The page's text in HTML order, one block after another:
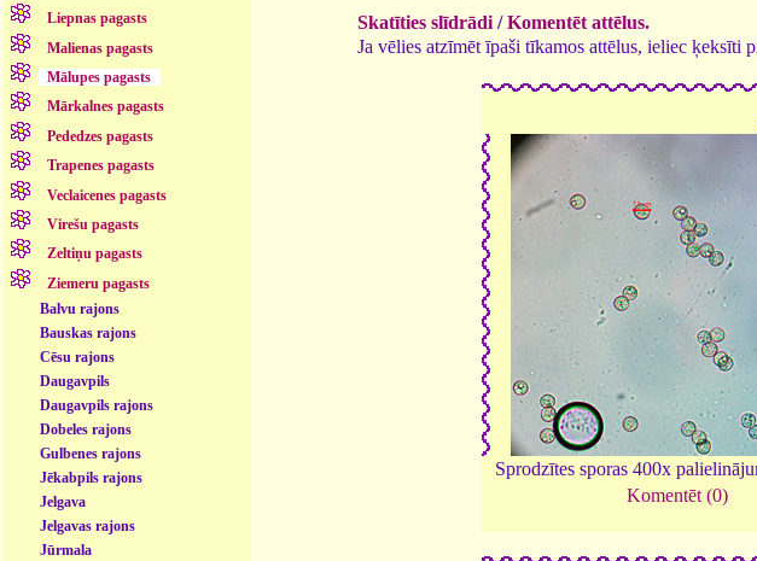
Liepnas pagasts
Malienas pagasts
Mālupes pagasts
Mārkalnes pagasts
Pededzes pagasts
Trapenes pagasts
Veclaicenes pagasts
Virešu pagasts
Zeltiņu pagasts
Ziemeru pagasts
Balvu rajons
Bauskas rajons
Cēsu rajons
Daugavpils
Daugavpils rajons
Dobeles rajons
Gulbenes rajons
Jēkabpils rajons
Jelgava
Jelgavas rajons
Jūrmala
Skatīties slīdrādi /Komentēt attēlus.
Ja vēlies atzīmēt īpaši tīkamos attēlus, ieliec ķeksīti
Sprodzītes sporas 400x
Komentēt (0)